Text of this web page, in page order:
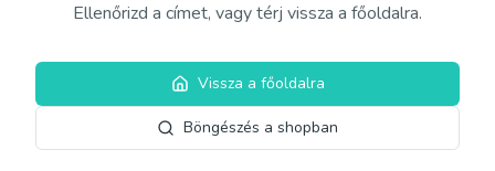
Ellenőrizd a címet, vagy térj vissza a főoldalra.
Vissza a főoldalra
Böngészés a shopban